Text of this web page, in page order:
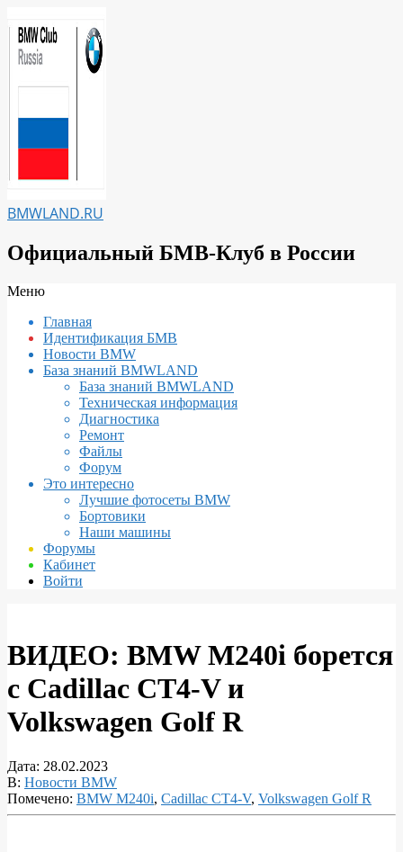
к
содержимому
BMWLAND.RU
Официальный БМВ-Клуб в России
Вторичное
навигации
Меню
Главная
Идентификация БМВ
Новости BMW
База знаний BMWLAND
База знаний BMWLAND
Техническая информация
Диагностика
Ремонт
Файлы
Форум
Это интересно
Лучшие фотосеты BMW
Бортовики
Наши машины
Форумы
Кабинет
Войти
ВИДЕО: BMW M240i борется
с Cadillac CT4-V и
Volkswagen Golf R
Дата: 28.02.2023
В: Новости BMW
Помечено: BMW M240i, Cadillac CT4-V, Volkswagen Golf R